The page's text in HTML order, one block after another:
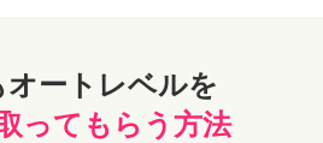
オートレベルを
ってもらう方法